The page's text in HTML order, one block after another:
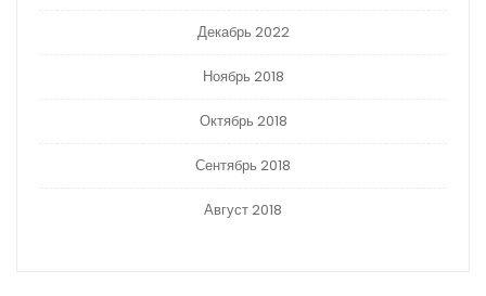
Декабрь 2022
Ноябрь 2018
Октябрь 2018
Сентябрь 2018
Август 2018